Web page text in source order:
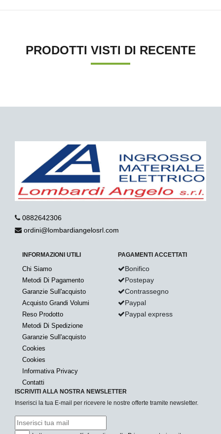
PRODOTTI VISTI DI RECENTE
0882642306
ordini@lombardiangelosrl.com
INFORMAZIONI UTILI
Chi Siamo
Metodi Di Pagamento
Garanzie Sull'acquisto
Acquisto Grandi Volumi
Reso Prodotto
Metodi Di Spedizione
Garanzie Sull'acquisto
Cookies
Cookies
Informativa Privacy
Contatti
PAGAMENTI ACCETTATI
Bonifico
Postepay
Contrassegno
Paypal
Paypal express
ISCRIVITI ALLA NOSTRA NEWSLETTER
Inserisci la tua E-mail per ricevere le nostre offerte tramite newsletter.